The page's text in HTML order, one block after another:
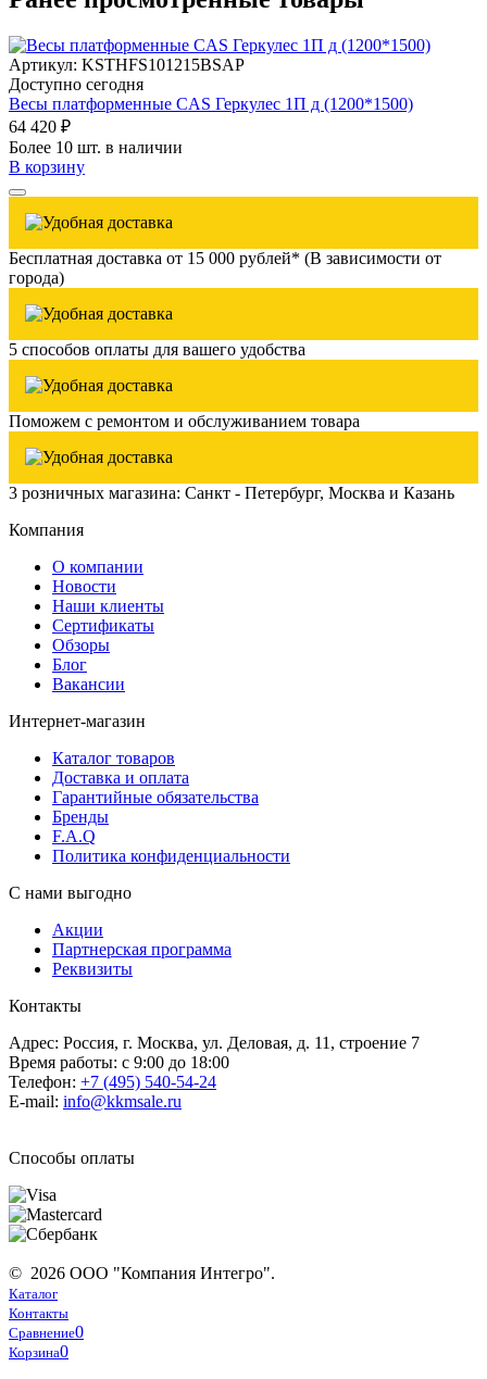
Артикул: KSTHFS101215BSAP
Доступно сегодня
Весы платформенные CAS Геркулес 1П д (1200*1500)
64 420 ₽
Более 10 шт. в наличии
В корзину
Бесплатная доставка от 15 000 рублей* (В зависимости от
города)
5 способов оплаты для вашего удобства
Поможем с ремонтом и обслуживанием товара
3 розничных магазина: Санкт - Петербург, Москва и Казань
Компания
О компании
Новости
Наши клиенты
Сертификаты
Обзоры
Блог
Вакансии
Интернет-магазин
Каталог товаров
Доставка и оплата
Гарантийные обязательства
Бренды
F.A.Q
Политика конфиденциальности
С нами выгодно
Акции
Партнерская программа
Реквизиты
Контакты
Адрес: Россия, г. Москва, ул. Деловая, д. 11, строение 7
Время работы: с 9:00 до 18:00
Телефон: +7 (495) 540-54-24
E-mail: info@kkmsale.ru
Способы оплаты
© 2026 ООО "Компания Интегро".
Каталог
Контакты
Сравнение0
Корзина0